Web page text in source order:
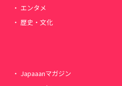
エンタメ
歴史・文化
Japaaanマガジン